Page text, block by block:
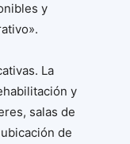
y
La
y
salas de
de